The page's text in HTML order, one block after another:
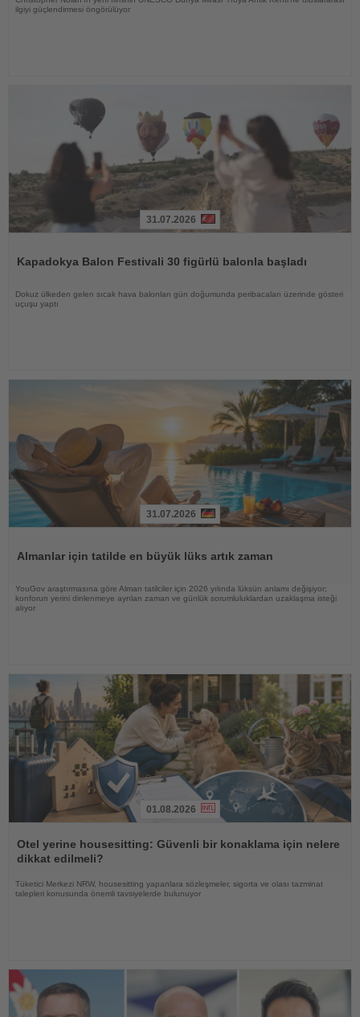
ilgiyi güçlendirmesi öngörülüyor
31.07.2026
Kapadokya Balon Festivali 30 figürlü balonla başladı
Dokuz ülkeden gelen sıcak hava balonları gün doğumunda peribacaları üzerinde gösteri
uçuşu yaptı
31.07.2026
Almanlar için tatilde en büyük lüks artık zaman
YouGov araştırmasına göre Alman tatilciler için 2026 yılında lüksün anlamı değişiyor;
konforun yerini dinlenmeye ayrılan zaman ve günlük sorumluluklardan uzaklaşma isteği
alıyor
Oku
01.08.2026
Otel yerine housesitting: Güvenli bir konaklama için nelere
dikkat edilmeli?
Tüketici Merkezi NRW, housesitting yapanlara sözleşmeler, sigorta ve olası tazminat
talepleri konusunda önemli tavsiyelerde bulunuyor